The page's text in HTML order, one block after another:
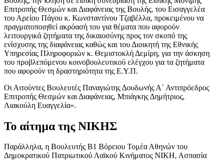
Επιτροπής Θεσμών και Διαφάνειας της Βουλής, του Εισαγγελέα
του Αρείου Πάγου κ. Κωνσταντίνου Τζαβέλλα, προκειμένου να
πραγματοποιηθεί ακρόασή του για θέματα που αφορούν
λειτουργικά ζητήματα της δικαιοσύνης προς τον σκοπό της
ενίσχυσης της διαφάνειας καθώς και του Διοικητή της Εθνικής
Υπηρεσίας Πληροφοριών κ. Θεμιστοκλή Δεμίρη, για την άσκηση
του προβλεπόμενου κοινοβουλευτικού ελέγχου για τα ζητήματα
που αφορούν τη δραστηριότητα της Ε.Υ.Π.
Οι Αιτούντες Βουλευτές Παναγιώτης Δουδωνής Α΄ Αντιπρόεδρος
Επιτροπής Θεσμών και Διαφάνειας, Μπιάγκης Δημήτριος,
Λιακούλη Ευαγγελία».
Το αίτημα της ΝΙΚΗΣ
Παράλληλα, η Βουλευτής Β1 Βόρειου Τομέα Αθηνών του
Δημοκρατικού Πατριωτικού Λαϊκού Κινήματος ΝΙΚΗ, Ασπασία